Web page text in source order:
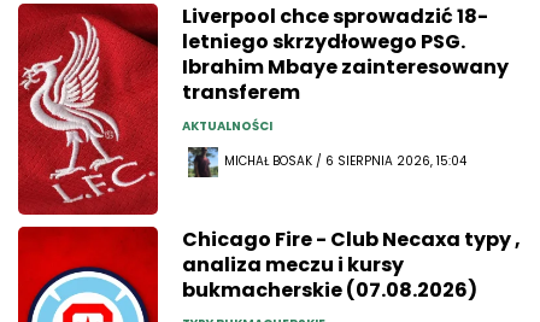
Liverpool chce sprowadzić 18-
letniego skrzydłowego PSG.
Ibrahim Mbaye zainteresowany
transferem
AKTUALNOŚCI
MICHAŁ BOSAK / 6 SIERPNIA 2026, 15:04
Chicago Fire - Club Necaxa typy ,
analiza meczu i kursy
bukmacherskie (07.08.2026)